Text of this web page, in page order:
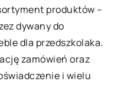
produktów –
dywany do
dla przedszkolaka.
zamówień oraz
i wielu